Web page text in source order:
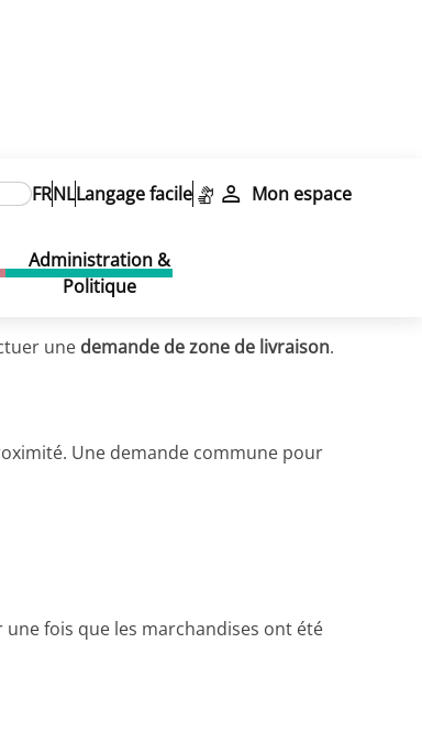
FRNLLangage facile Mon espace
Administration &
Politique
une demande de zone de livraison.
Une demande commune pour
fois que les marchandises ont été